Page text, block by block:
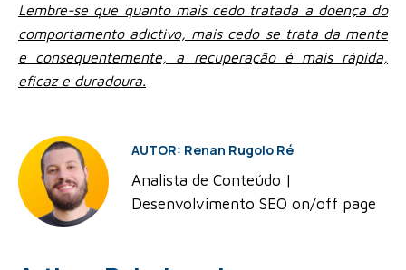
Lembre-se que quanto mais cedo tratada a doença do
comportamento adictivo, mais cedo se trata da mente
e consequentemente, a recuperação é mais rápida,
eficaz e duradoura.
AUTOR: Renan Rugolo Ré
Analista de Conteúdo |
Desenvolvimento SEO on/off page